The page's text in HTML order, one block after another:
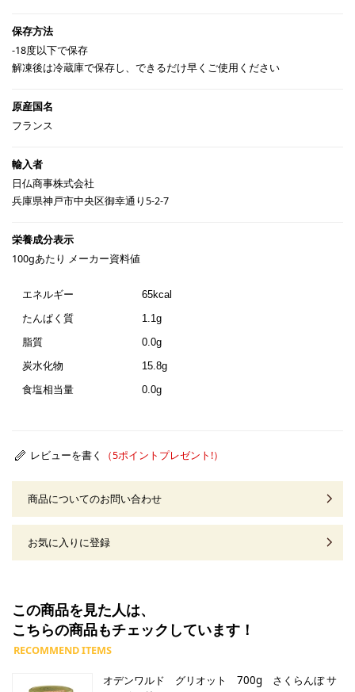
-18度以下で保存
解凍後は冷蔵庫で保存し、できるだけ早くご使用ください
フランス
日仏商事株式会社
兵庫県神戸市中央区御幸通り5-2-7
100gあたり メーカー資料値
エネルギー 65kcal
たんぱく質 1.1g
脂質 0.0g
炭水化物 15.8g
食塩相当量 0.0g
レビューを書く
商品についてのお問い合わせ
お気に入りに登録
この商品を見た人は、
こちらの商品もチェックしています！
オデンワルド グリオット 700g さくらんぼ サ